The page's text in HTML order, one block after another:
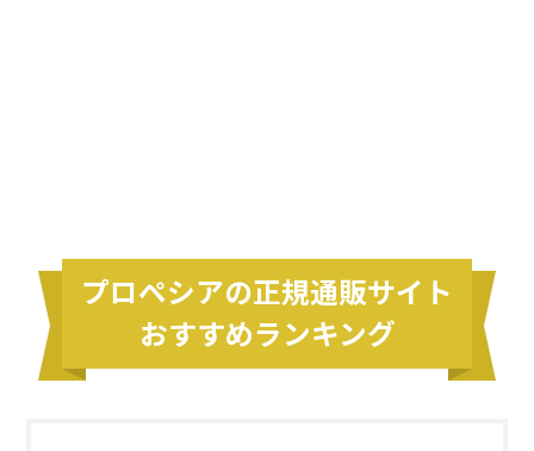
プロペシアの正規通販サイト
おすすめランキング